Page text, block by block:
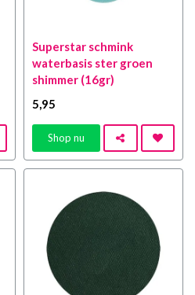
Superstar schmink
waterbasis ster groen
shimmer (16gr)
5,95
Shop nu